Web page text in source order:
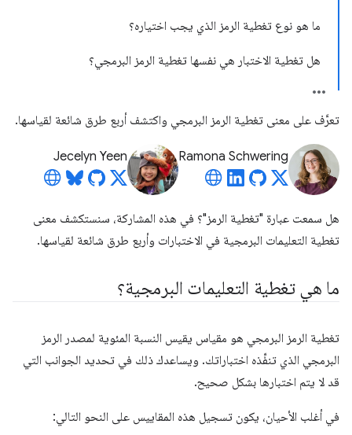
ما هو نوع تغطية الرمز الذي يجب اختياره؟
هل تغطية الاختبار هي نفسها تغطية الرمز البرمجي؟
تعرَّف على معنى تغطية الرمز البرمجي واكتشف أربع طرق شائعة لقياسها.
Ramona Schwering
Jecelyn Yeen
هل سمعت عبارة "تغطية الرمز"؟ في هذه المشاركة، سنستكشف معنى
تغطية التعليمات البرمجية في الاختبارات وأربع طرق شائعة لقياسها.
ما هي تغطية التعليمات البرمجية؟
تغطية الرمز البرمجي هو مقياس يقيس النسبة المئوية لمصدر الرمز
البرمجي الذي تنفِّذه اختباراتك. ويساعدك ذلك في تحديد الجوانب التي
قد لا يتم اختبارها بشكل صحيح.
في أغلب الأحيان، يكون تسجيل هذه المقاييس على النحو التالي: